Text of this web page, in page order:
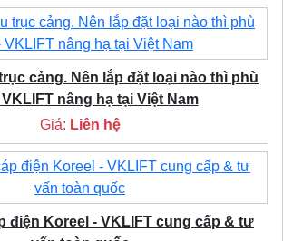
cảng. Nên lắp đặt loại nào thì phù
nâng hạ tại Việt Nam
Giá: Liên hệ
điện Koreel - VKLIFT cung cấp & tư